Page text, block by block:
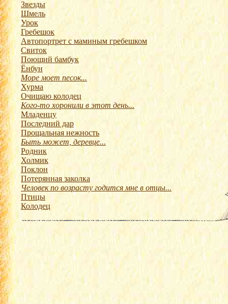
Звезды
Шмель
Урок
Гребешок
Автопортрет с маминым гребешком
Свиток
Поющий бамбук
Ёнбун
Море моет песок...
Хурма
Очищаю колодец
Кого-то хоронили в этот день...
Младенцу
Последний дар
Прощальная нежность
Быть может, деревце...
Родник
Холмик
Поклон
Потерянная заколка
Человек по возрасту годится мне в отцы...
Птицы
Колодец